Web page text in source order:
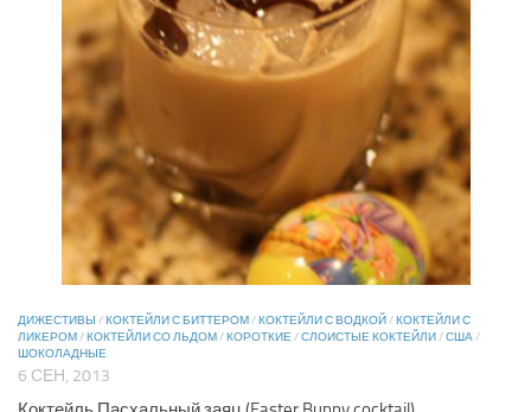
ДИЖЕСТИВЫ / КОКТЕЙЛИ С БИТТЕРОМ / КОКТЕЙЛИ С ВОДКОЙ / КОКТЕЙЛИ С
ЛИКЕРОМ / КОКТЕЙЛИ СО ЛЬДОМ / КОРОТКИЕ/СЛОИСТЫЕ КОКТЕЙЛИ /США/
ШОКОЛАДНЫЕ
6 СЕН, 2013